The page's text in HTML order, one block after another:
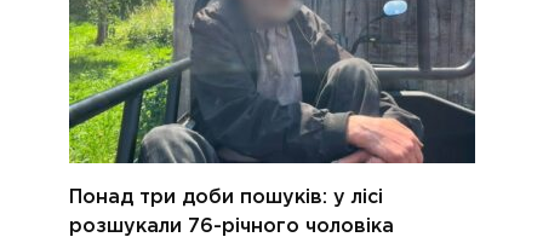
Понад три доби пошуків: у лісі
розшукали 76-річного чоловіка